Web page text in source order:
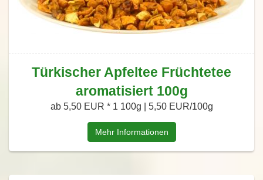
Türkischer Apfeltee Früchtetee
aromatisiert 100g
ab 5,50 EUR * 1 100g | 5,50 EUR/100g
Mehr Informationen